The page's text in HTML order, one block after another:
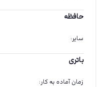
حافظه
سایر:
باتری
زمان آماده به کار: